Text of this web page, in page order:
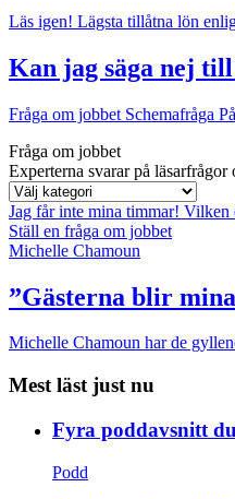
Läs igen! Lägsta tillåtna lön
Kan jag säga nej
Fråga om jobbet Schemafråga
Fråga om jobbet
Experterna svarar på
Jag får inte mina timmar! Vilken
Ställ en fråga om jobbet
Michelle Chamoun
”Gästerna blir
Michelle Chamoun har de
Mest läst just nu
Fyra poddavsnitt
Podd